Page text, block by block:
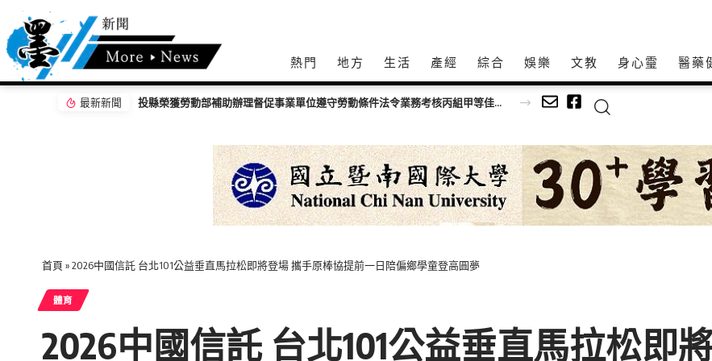
熱門 地方 生活 產經 綜合 娛樂 文教 身心𩆜 醫藥
最新新聞 克明宮「關公文化節」攝影展 彰顯南投13鄉鎮市之美
首頁 »2026中國信託 台北101公益垂直馬拉松即將登場 攜手原棒協提前一日陪偏鄉學童登高圓夢
體育
2026中國信託 台北101公益垂直馬拉松即